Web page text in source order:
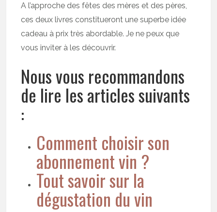
A l’approche des fêtes des mères et des pères,
ces deux livres constitueront une superbe idée
cadeau à prix très abordable. Je ne peux que
vous inviter à les découvrir.
Nous vous recommandons
de lire les articles suivants
:
Comment choisir son
abonnement vin ?
Tout savoir sur la
dégustation du vin